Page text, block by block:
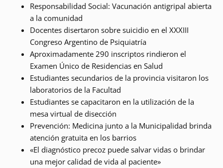
Responsabilidad Social: Vacunación antigripal abierta
a la comunidad
Docentes disertaron sobre suicidio en el XXXIII
Congreso Argentino de Psiquiatría
Aproximadamente 290 inscriptos rindieron el
Examen Único de Residencias en Salud
Estudiantes secundarios de la provincia visitaron los
laboratorios de la Facultad
Estudiantes se capacitaron en la utilización de la
mesa virtual de disección
Prevención: Medicina junto a la Municipalidad brinda
atención gratuita en los barrios
«El diagnóstico precoz puede salvar vidas o brindar
una mejor calidad de vida al paciente»